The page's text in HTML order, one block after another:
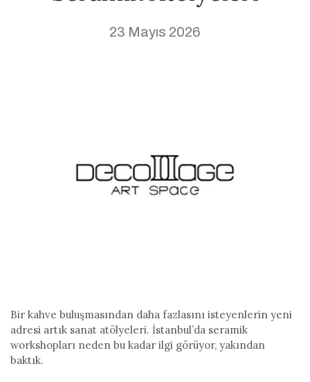
23 Mayıs 2026
Bir kahve buluşmasından daha fazlasını isteyenlerin yeni
adresi artık sanat atölyeleri. İstanbul’da seramik
workshopları neden bu kadar ilgi görüyor, yakından
baktık.